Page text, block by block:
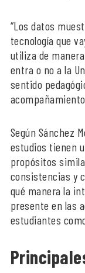
“Los datos
tecnología que
utiliza de
entra o no a la
sentido
Según Sánchez
estudios tienen
propósitos
consistencias y
qué manera la
presente en las
estudiantes